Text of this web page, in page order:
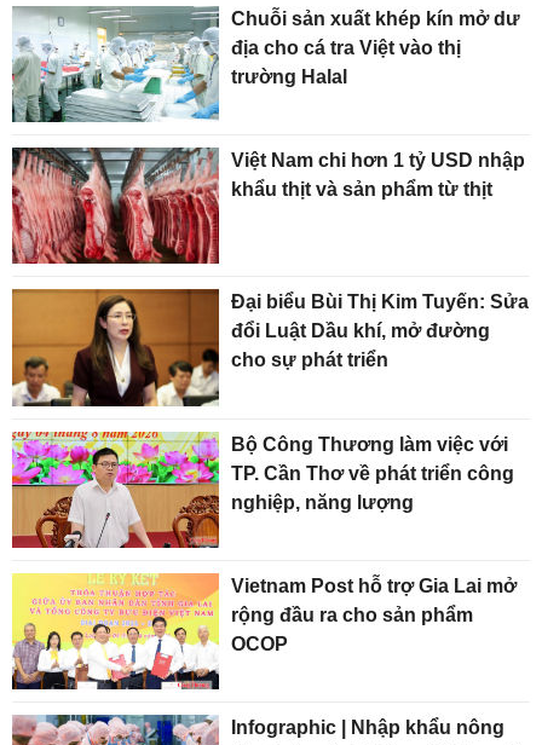
Chuỗi sản xuất khép kín mở dư
địa cho cá tra Việt vào thị
trường Halal
Việt Nam chi hơn 1 tỷ USD nhập
khẩu thịt và sản phẩm từ thịt
Đại biểu Bùi Thị Kim Tuyến: Sửa
đổi Luật Dầu khí, mở đường
cho sự phát triển
Bộ Công Thương làm việc với
TP. Cần Thơ về phát triển công
nghiệp, năng lượng
Vietnam Post hỗ trợ Gia Lai mở
rộng đầu ra cho sản phẩm
OCOP
Infographic | Nhập khẩu nông